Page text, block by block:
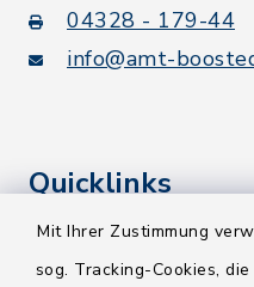
Mit Ihrer Zustimmung
sog. Tracking-Cookies,
04328 - 179-44
info@amt-
Quicklinks
Kreis Segeberg